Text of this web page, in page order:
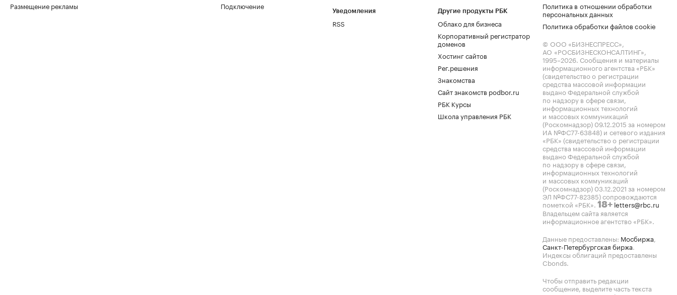
Размещение рекламы
Подключение
Уведомления
RSS
Другие продукты РБК
Облако для бизнеса
Корпоративный регистратор
доменов
Хостинг сайтов
Рег.решения
Знакомства
Сайт знакомств podbor.ru
РБК Курсы
Школа управления РБК
Политика в отношении обработки
персональных данных
Политика обработки файлов cookie
© ООО «БИЗНЕСПРЕСС»,
АО «РОСБИЗНЕСКОНСАЛТИНГ»,
1995–2026. Сообщения и материалы
информационного агентства «РБК»
(свидетельство о регистрации
средства массовой информации
выдано Федеральной службой
по надзору в сфере связи,
информационных технологий
и массовых коммуникаций
(Роскомнадзор) 09.12.2015 за номером
ИА №ФС77-63848) и сетевого издания
«РБК» (свидетельство о регистрации
средства массовой информации
выдано Федеральной службой
по надзору в сфере связи,
информационных технологий
и массовых коммуникаций
(Роскомнадзор) 03.12.2021 за номером
ЭЛ №ФС77-82385) сопровождаются
пометкой «РБК». 18+ letters@rbc.ru
Владельцем сайта является
информационное агентство «РБК».
Данные предоставлены: Мосбиржа,
Санкт-Петербургская биржа.
Индексы облигаций предоставлены
Cbonds.
Чтобы отправить редакции
сообщение, выделите часть текста